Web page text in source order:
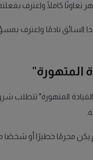
تعاونًا كاملًا واعترف
السائق نادمًا واعترف
المتهورة"
المتهورة" تتطلب
مجرمًا خطيرًا أو شخصًا